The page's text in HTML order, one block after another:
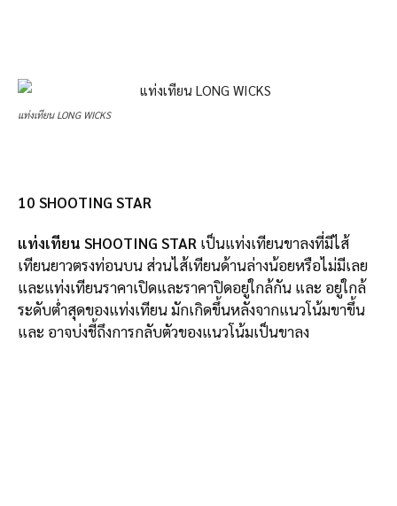
แท่งเทียน LONG WICKS
10 SHOOTING STAR
แท่งเทียน SHOOTING STAR เป็นแท่งเทียนขาลงที่มีไส้
เทียนยาวตรงท่อนบน ส่วนไส้เทียนด้านล่างน้อยหรือไม่มีเลย
และแท่งเทียนราคาเปิดและราคาปิดอยู่ใกล้กัน และ อยู่ใกล้
ระดับต่ำสุดของแท่งเทียน มักเกิดขึ้นหลังจากแนวโน้มขาขึ้น
และ อาจบ่งชี้ถึงการกลับตัวของแนวโน้มเป็นขาลง